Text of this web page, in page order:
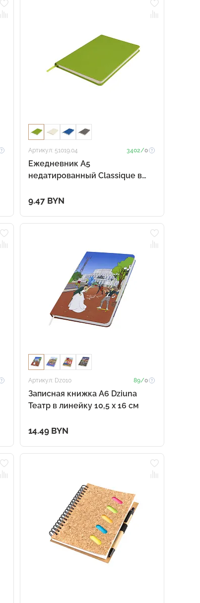
Артикул: 51019.04 3402/0
Ежедневник A5
недатированный Classique в
9.47 BYN
Артикул: Dz010 89/0
Записная книжка A6 Dziuna
Театр в линейку 10,5 x 16 см
14.49 BYN